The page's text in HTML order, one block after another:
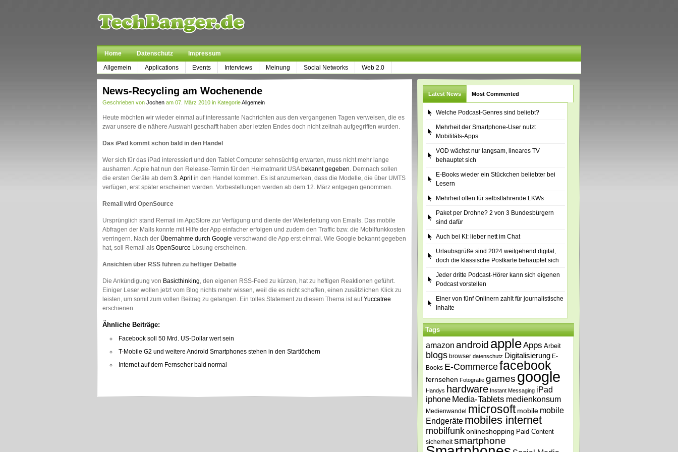
Home Datenschutz
Impressum
Allgemein
Applications Events Interviews Meinung Social Networks Web 2.0
News-Recycling am Wochenende
Geschrieben von Jochen am 07. März 2010 in KategorieAllgemein
Heute möchten wir wieder einmal auf interessante Nachrichten aus den vergangenen Tagen verweisen, die es
zwar unsere die nähere Auswahl geschafft haben aber letzten Endes doch nicht zeitnah aufgegriffen wurden.
Das iPad kommt schon bald in den Handel
Wer sich für das iPad interessiert und den Tablet Computer sehnsüchtig erwarten, muss nicht mehr lange
ausharren. Apple hat nun den Release-Termin für den Heimatmarkt USA bekannt gegeben. Demnach sollen
die ersten Geräte ab dem 3. April in den Handel kommen. Es ist anzumerken, dass die Modelle, die über UMTS
verfügen, erst später erscheinen werden. Vorbestellungen werden ab dem 12. März entgegen genommen.
Remail wird OpenSource
Ursprünglich stand Remail im AppStore zur Verfügung und diente der Weiterleitung von Emails. Das mobile
Abfragen der Mails konnte mit Hilfe der App einfacher erfolgen und zudem den Traffic bzw. die Mobilfunkkosten
verringern. Nach der Übernahme durch Google verschwand die App erst einmal. Wie Google bekannt gegeben
hat, soll Remail als OpenSource Lösung erscheinen.
Ansichten über RSS führen zu heftiger Debatte
Die Ankündigung von Basicthinking, den eigenen RSS-Feed zu kürzen, hat zu heftigen Reaktionen geführt.
Einiger Leser wollen jetzt vom Blog nichts mehr wissen, weil die es nicht schaffen, einen zusätzlichen Klick zu
leisten, um somit zum vollen Beitrag zu gelangen. Ein tolles Statement zu diesem Thema ist aufYuccatree
erschienen.
Ähnliche Beiträge:
Facebook soll 50 Mrd. US-Dollar wert sein
T-Mobile G2 und weitere Android Smartphones stehen in den Startlöchern
Internet auf dem Fernseher bald normal
Latest News Most Commented
Welche Podcast-Genres sind beliebt?
Mehrheit der Smartphone-User nutzt
Mobilitäts-Apps
VOD wächst nur langsam, lineares TV
behauptet sich
E-Books wieder ein Stückchen beliebter bei
Lesern
Mehrheit offen für selbstfahrende LKWs
Paket per Drohne? 2 von 3 Bundesbürgern
sind dafür
Auch bei KI: lieber nett im Chat
Urlaubsgrüße sind 2024 weitgehend digital,
doch die klassische Postkarte behauptet sich
Jeder dritte Podcast-Hörer kann sich eigenen
Podcast vorstellen
Einer von fünf Onlinern zahlt für journalistische
Inhalte
Tags
amazon android appleApps Arbeit
blogs browser datenschutz Digitalisierung E-
Books E-Commercefacebook
fernsehen Fotografie games google
Handys hardware Instant Messaging iPad
iphone Media-Tablets medienkonsum
Medienwandel microsoft mobile mobile
Endgeräte mobiles internet
mobilfunkonlineshopping Paid Content
sicherheit smartphone